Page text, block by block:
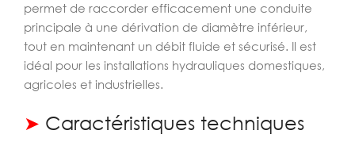
permet de raccorder efficacement une conduite
principale à une dérivation de diamètre inférieur,
tout en maintenant un débit fluide et sécurisé. Il est
idéal pour les installations hydrauliques domestiques,
agricoles et industrielles.
➤ Caractéristiques techniques